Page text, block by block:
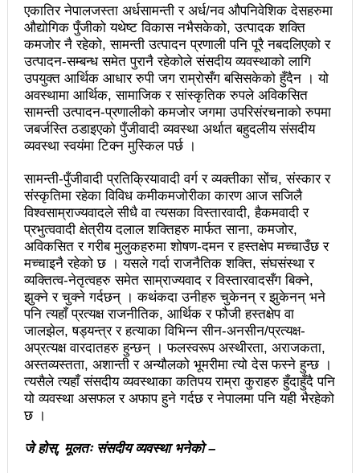
समाचार हटाउने अदालतको आदेश र पत्रकार पक्राउ पुर्जीबारे
काउन्सिल सुक्ष्म अध्ययनमा
लोकतान्त्रिक सहिद सन्तति वृत्ति कोष स्थापनाः सहिदका
बालबालिकाको शिक्षामा खर्च हुने
महिनावारी स्वच्छताका लागि ३९२ साइकल यात्रीको
नवलपरासी काठमाडौँ सम्पर्क समन्वय समितिको अध्यक्षमा
विश्वकर्मा
राजावादीको आन्दोलनः आगलागीमा पत्रकारको मृत्यु
कर्फ्यु लागे पनि तीनकुने क्षेत्र अझै अशान्तः सडकमा सेना
परिचालन
राजावादीको प्रदर्शन थप उग्रः केही स्थानमा कर्फ्यु आदेश
काठमाडौँमा माओवादीको नेतृत्वमा विशाल जनप्रदर्शन
राजावादी र प्रहरीबिच झडपः तीनकुने-वानेश्वर क्षेत्र तनावग्रस्त
लव प्याकुरेलद्वारा निर्देशित वृत्तचित्र ‘गर्ल्स रिराइटिङ डेस्टीनी’
एकातिर नेपालजस्ता अर्धसामन्ती र अर्ध/नव औपनिवेशिक देसहरुमा
औद्योगिक पुँजीको यथेष्ट विकास नभैसकेको, उत्पादक शक्ति
कमजोर नै रहेको, सामन्ती उत्पादन प्रणाली पनि पूरै नबदलिएको र
उत्पादन-सम्बन्ध समेत पुरानै रहेकोले संसदीय व्यवस्थाको लागि
उपयुक्त आर्थिक आधार रुपी जग राम्रोसँग बसिसकेको हुँदैन । यो
अवस्थामा आर्थिक, सामाजिक र सांस्कृतिक रुपले अविकसित
सामन्ती उत्पादन-प्रणालीको कमजोर जगमा उपरिसंरचनाको रुपमा
जबर्जस्ति ठडाइएको पुँजीवादी व्यवस्था अर्थात बहुदलीय संसदीय
व्यवस्था स्वयंमा टिक्न मुस्किल पर्छ ।
सामन्ती-पुँजीवादी प्रतिक्रियावादी वर्ग र व्यक्तीका सोंच, संस्कार र
संस्कृतिमा रहेका विविध कमीकमजोरीका कारण आज सजिलै
विश्वसाम्राज्यवादले सीधै वा त्यसका विस्तारवादी, हैकमवादी र
प्रभुत्ववादी क्षेत्रीय दलाल शक्तिहरु मार्फत साना, कमजोर,
अविकसित र गरीब मुलुकहरुमा शोषण-दमन र हस्तक्षेप मच्चाउँछ र
मच्चाइनै रहेको छ । यसले गर्दा राजनैतिक शक्ति, संघसंस्था र
व्यक्तित्व-नेतृत्वहरु समेत साम्राज्यवाद र विस्तारवादसँग बिक्ने,
झुक्ने र चुक्ने गर्दछन् । कथंकदा उनीहरु चुकेनन् र झुकेनन् भने
पनि त्यहाँ प्रत्यक्ष राजनीतिक, आर्थिक र फौजी हस्तक्षेप वा
जालझेल, षड्यन्त्र र हत्याका विभिन्न सीन-अनसीन/प्रत्यक्ष-
अप्रत्यक्ष वारदातहरु हुन्छन् । फलस्वरूप अस्थीरता, अराजकता,
अस्तव्यस्तता, अशान्ती र अन्यौलको भूमरीमा त्यो देस फस्ने हुन्छ ।
त्यसैले त्यहाँ संसदीय व्यवस्थाका कतिपय राम्रा कुराहरु हुँदाहुँदै पनि
यो व्यवस्था असफल र अफाप हुने गर्दछ र नेपालमा पनि यही भैरहेको
छ ।
जे होस्, मूलतः संसदीय व्यवस्था भनेको –